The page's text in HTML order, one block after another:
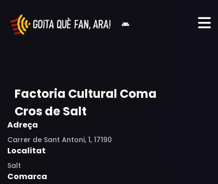
Factoria Cultural Coma
Cros de Salt
Adreça
Carrer de Sant Antoni, 1, 17190
Localitat
Salt
Comarca